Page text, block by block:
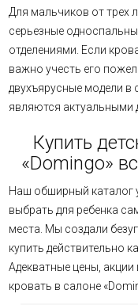
Для мальчиков от трех
серьезные
отделениями. Если
важно учесть его
двухъярусные модели в
являются актуальными
Купить
«Domingo»
Наш обширный каталог
выбрать для ребенка
места. Мы создали
купить действительно
Адекватные цены, акции
кровать в салоне